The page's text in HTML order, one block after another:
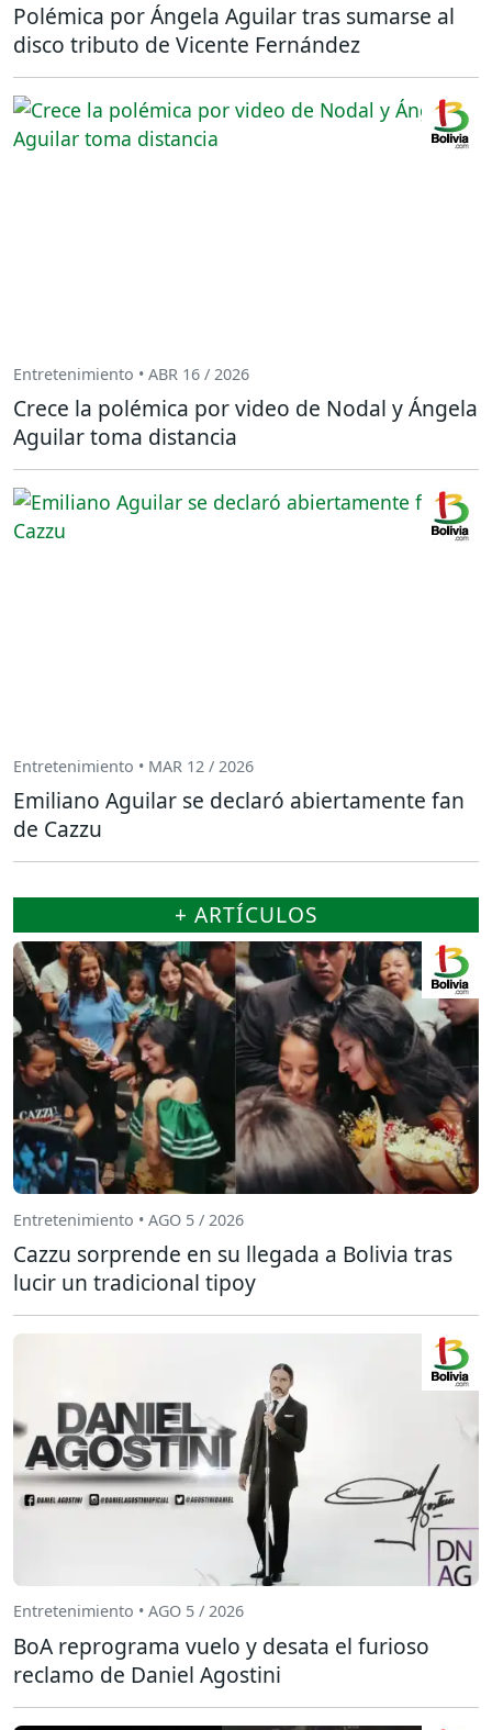
Polémica por Ángela Aguilar tras sumarse al
disco tributo de Vicente Fernández
Entretenimiento • ABR 16 / 2026
Crece la polémica por video de Nodal y Ángela
Aguilar toma distancia
Entretenimiento • MAR 12 / 2026
Emiliano Aguilar se declaró abiertamente fan
de Cazzu
+ ARTÍCULOS
Entretenimiento • AGO 5 / 2026
Cazzu sorprende en su llegada a Bolivia tras
lucir un tradicional tipoy
Entretenimiento • AGO 5 / 2026
BoA reprograma vuelo y desata el furioso
reclamo de Daniel Agostini